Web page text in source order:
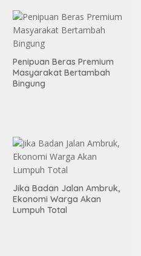
Penipuan Beras Premium
Masyarakat Bertambah
Bingung
Jika Badan Jalan Ambruk,
Ekonomi Warga Akan
Lumpuh Total